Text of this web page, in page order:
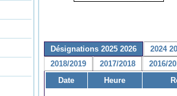
Désignations 2025 2026
2024
2018/2019
2017/2018
2016/
Date
Heure